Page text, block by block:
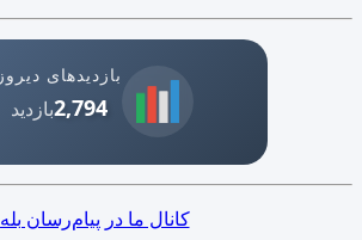
بازدیدهای دیروز
2,794بازدید
کانال ما در پیام‌رسان بله